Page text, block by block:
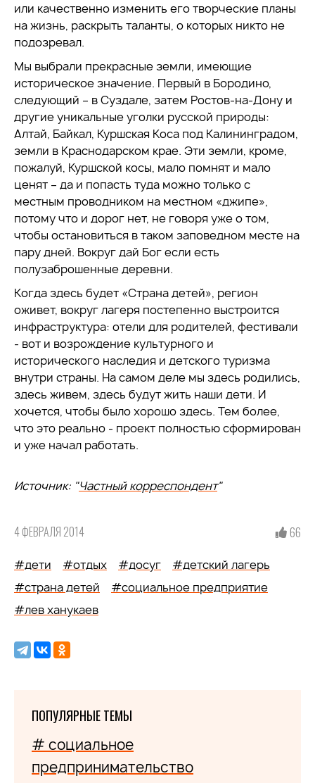
или качественно изменить его творческие планы
на жизнь, раскрыть таланты, о которых никто не
подозревал.
Мы выбрали прекрасные земли, имеющие
историческое значение. Первый в Бородино,
следующий – в Суздале, затем Ростов-на-Дону и
другие уникальные уголки русской природы:
Алтай, Байкал, Куршская Коса под Калининградом,
земли в Краснодарском крае. Эти земли, кроме,
пожалуй, Куршской косы, мало помнят и мало
ценят – да и попасть туда можно только с
местным проводником на местном «джипе»,
потому что и дорог нет, не говоря уже о том,
чтобы остановиться в таком заповедном месте на
пару дней. Вокруг дай Бог если есть
полузаброшенные деревни.
Когда здесь будет «Страна детей», регион
оживет, вокруг лагеря постепенно выстроится
инфраструктура: отели для родителей, фестивали
- вот и возрождение культурного и
исторического наследия и детского туризма
внутри страны. На самом деле мы здесь родились,
здесь живем, здесь будут жить наши дети. И
хочется, чтобы было хорошо здесь. Тем более,
что это реально - проект полностью сформирован
и уже начал работать.
Источник: "Частный корреспондент"
4 ФЕВРАЛЯ 2014 66
#дети #отдых #досуг
#детский лагерь
#страна детей
#социальное предприятие
#лев ханукаев
ПОПУЛЯРНЫЕ ТЕМЫ
# социальное
предпринимательство